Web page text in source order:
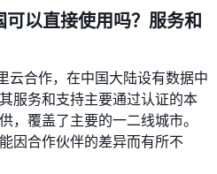
以直接使用吗？服务和
云合作，在中国大陆设有数据中
服务和支持主要通过认证的本
，覆盖了主要的一二线城市。
因合作伙伴的差异而有所不